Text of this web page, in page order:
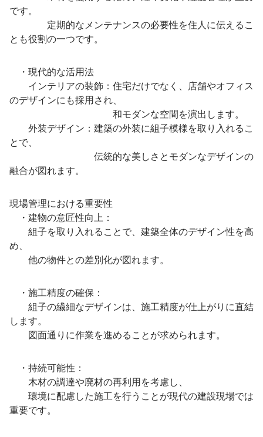
です。
定期的なメンテナンスの必要性を住人に伝えるこ
とも役割の一つです。
・現代的な活用法
インテリアの装飾：住宅だけでなく、店舗やオフィス
のデザインにも採用され、
和モダンな空間を演出します。
外装デザイン：建築の外装に組子模様を取り入れるこ
とで、
伝統的な美しさとモダンなデザインの
融合が図れます。
現場管理における重要性
・建物の意匠性向上：
組子を取り入れることで、建築全体のデザイン性を高
め、
他の物件との差別化が図れます。
・施工精度の確保：
組子の繊細なデザインは、施工精度が仕上がりに直結
します。
図面通りに作業を進めることが求められます。
・持続可能性：
木材の調達や廃材の再利用を考慮し、
環境に配慮した施工を行うことが現代の建設現場では
重要です。